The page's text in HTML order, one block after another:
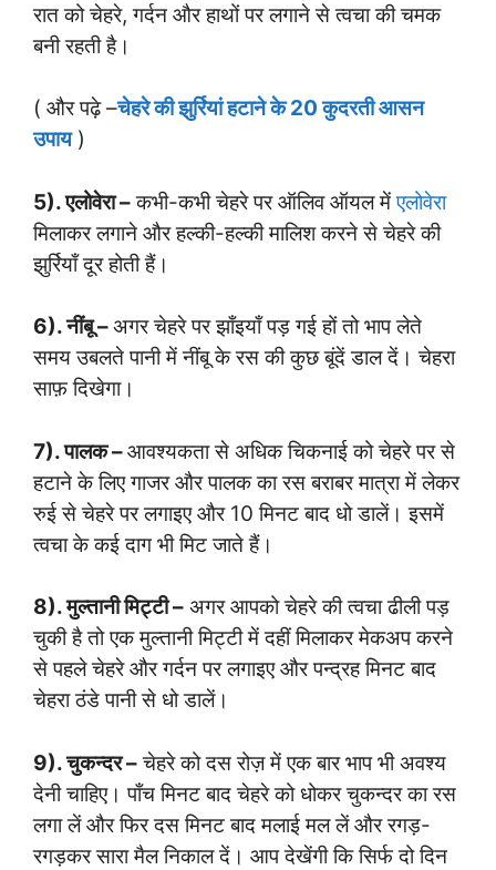
रात को चेहरे, गर्दन और हाथों पर लगाने से त्वचा की चमक
बनी रहती है।
( और पढ़े –चेहरे की झुर्रियां हटाने के 20 कुदरती आसन
उपाय)
5). एलोवेरा –कभी-कभी चेहरे पर ऑलिव ऑयल मेंएलोवेरा
मिलाकर लगाने और हल्की-हल्की मालिश करने से चेहरे की
झुर्रियाँ दूर होती हैं।
6). नींबू –अगर चेहरे पर झाँइयाँ पड़ गई हों तो भाप लेते
समय उबलते पानी में नींबू के रस की कुछ बूंदें डाल दें। चेहरा
साफ़ दिखेगा।
7). पालक –आवश्यकता से अधिक चिकनाई को चेहरे पर से
हटाने के लिए गाजर और पालक का रस बराबर मात्रा में लेकर
रुई से चेहरे पर लगाइए और 10 मिनट बाद धो डालें। इसमें
त्वचा के कई दाग भी मिट जाते हैं।
8). मुल्तानी मिट्टी – अगर आपको चेहरे की त्वचा ढीली पड़
चुकी है तो एक मुल्तानी मिट्टी में दहीं मिलाकर मेकअप करने
से पहले चेहरे और गर्दन पर लगाइए और पन्द्रह मिनट बाद
चेहरा ठंडे पानी से धो डालें।
9). चुकन्दर –चेहरे को दस रोज़ में एक बार भाप भी अवश्य
देनी चाहिए। पाँच मिनट बाद चेहरे को धोकर चुकन्दर का रस
लगा लें और फिर दस मिनट बाद मलाई मल लें और रगड़-
रगड़कर सारा मैल निकाल दें। आप देखेंगी कि सिर्फ दो दिन